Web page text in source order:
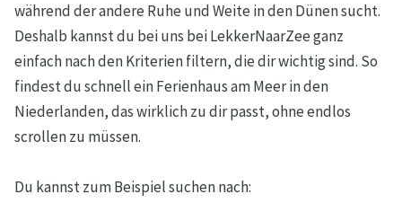
während der andere Ruhe und Weite in den Dünen sucht.
Deshalb kannst du bei uns bei LekkerNaarZee ganz
einfach nach den Kriterien filtern, die dir wichtig sind. So
findest du schnell ein Ferienhaus am Meer in den
Niederlanden, das wirklich zu dir passt, ohne endlos
scrollen zu müssen.
Du kannst zum Beispiel suchen nach: